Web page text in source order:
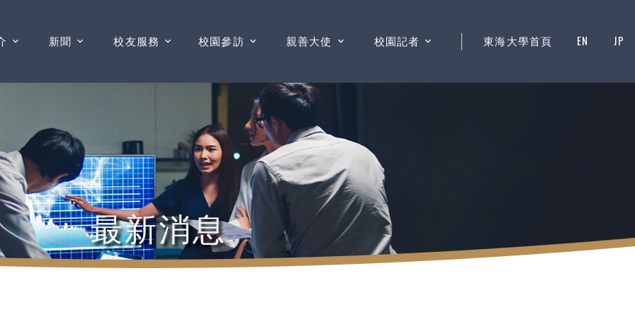
新聞 校友服務 校園參訪 親善大使 校園記者 東海大學首頁 EN JP
最新消息